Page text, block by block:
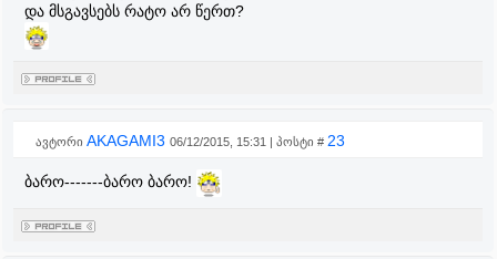
და მსგავსებს რატო არ წერთ?
ავტორი AKAGAMI3 06/12/2015, 15:31 | პოსტი # 23
ბარო-------ბარო ბარო!